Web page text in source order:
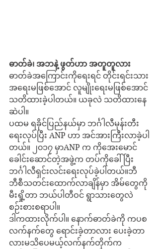
ဓာတ်ခဲ၊ အဘနဲ့ ဖွတ်ဟာ အတူတူလား
ဓာတ်ခဲအကြောင်းကိုရေးရင် တိုင်းရင်းသား
အရေးမဖြစ်အောင် လူမျိုးရေးမဖြစ်အောင်
သတိထားခဲ့ပါတယ်။ ယခုလဲ သတိထားနေ
ဆဲပါ။
ပထမ ရခိုင်ပြည်နယ်မှာ ဘင်္ဂါလီမုန်းတီး
ရေးလုပ်ပြီး ANP ဟာ အင်အားကြီးလာခဲ့ပါ
တယ်။ ၂၀၁၇ မှာANP က ကိုအေးမောင်
ခေါင်းဆောင်တဲ့အဖွဲ့က တပ်ကိုခေါ်ပြီး
ဘင်္ဂါလီရှင်းလင်းရေးလုပ်ခဲ့ပါတယ်။ဘီ
ဘီစီသတင်းထောက်လာချိန်မှာ အိမ်တွေကို
မီးရှို့တာ ဘယ်ပါတီဝင် ရွာသားတွေလဲ
စဉ်းစားစရာပါ။
ဒါကထားလိုက်ပါ။ နောက်ဓာတ်ခဲကို ကပစ
လက်နက်တွေ ရောင်းခဲ့တာလား ပေးခဲ့တာ
လားမသိပေမယ့်လက်နက်တိုက်က